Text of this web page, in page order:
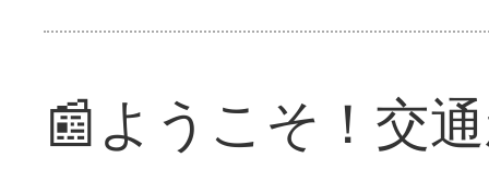
📰ようこそ！交